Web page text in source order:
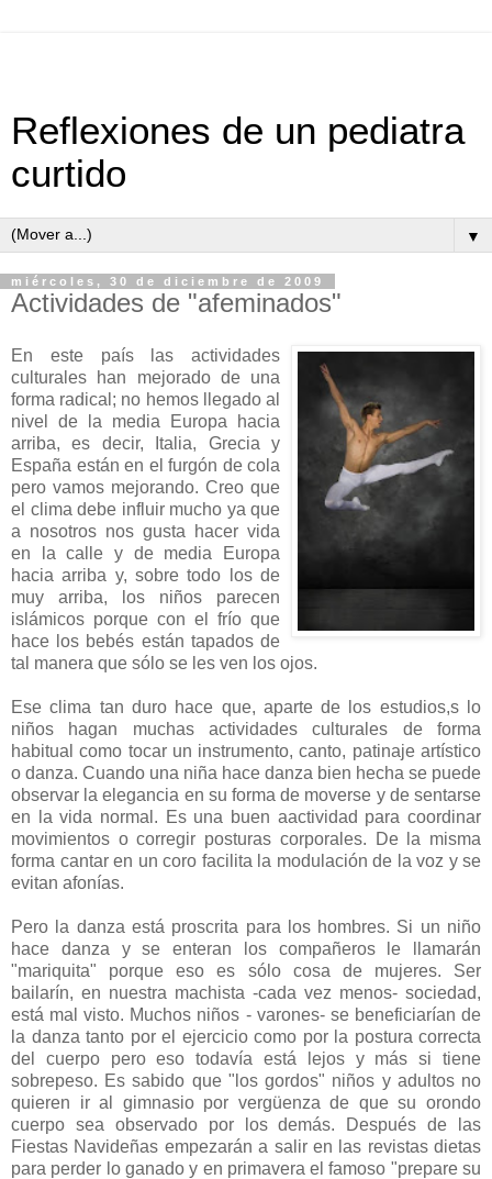
Reflexiones de un pediatra
curtido
▼
miércoles, 30 de diciembre de 2009
Actividades de "afeminados"
En este país las actividades
culturales han mejorado de una
forma radical; no hemos llegado al
nivel de la media Europa hacia
arriba, es decir, Italia, Grecia y
España están en el furgón de cola
pero vamos mejorando. Creo que
el clima debe influir mucho ya que
a nosotros nos gusta hacer vida
en la calle y de media Europa
hacia arriba y, sobre todo los de
muy arriba, los niños parecen
islámicos porque con el frío que
hace los bebés están tapados de
tal manera que sólo se les ven los ojos.
Ese clima tan duro hace que, aparte de los estudios,s lo
niños hagan muchas actividades culturales de forma
habitual como tocar un instrumento, canto, patinaje artístico
o danza. Cuando una niña hace danza bien hecha se puede
observar la elegancia en su forma de moverse y de sentarse
en la vida normal. Es una buen aactividad para coordinar
movimientos o corregir posturas corporales. De la misma
forma cantar en un coro facilita la modulación de la voz y se
evitan afonías.
Pero la danza está proscrita para los hombres. Si un niño
hace danza y se enteran los compañeros le llamarán
"mariquita" porque eso es sólo cosa de mujeres. Ser
bailarín, en nuestra machista -cada vez menos- sociedad,
está mal visto. Muchos niños - varones- se beneficiarían de
la danza tanto por el ejercicio como por la postura correcta
del cuerpo pero eso todavía está lejos y más si tiene
sobrepeso. Es sabido que "los gordos" niños y adultos no
quieren ir al gimnasio por vergüenza de que su orondo
cuerpo sea observado por los demás. Después de las
Fiestas Navideñas empezarán a salir en las revistas dietas
para perder lo ganado y en primavera el famoso "prepare su